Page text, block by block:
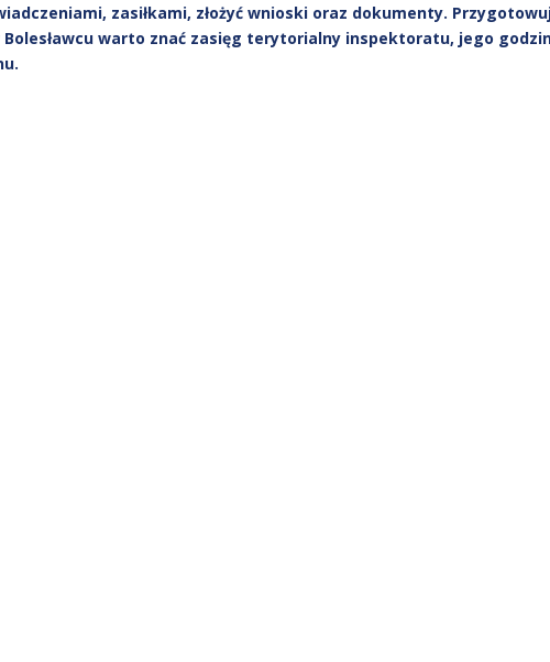
zasiłkami, złożyć wnioski oraz dokumenty.
Bolesławcu warto znać zasięg terytorialny inspektoratu, jego